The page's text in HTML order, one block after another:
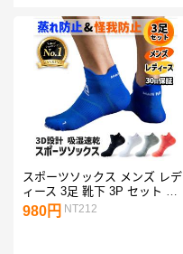
スポーツソックス メンズ レデ
ィース 3足 靴下 3P セット ラ
ンニングソックス くるぶし シ
ョート 厚手 薄手 速乾
980円 NT212